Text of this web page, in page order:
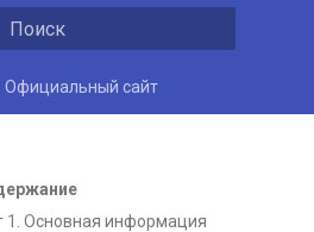
Официальный сайт
1. Основная информация